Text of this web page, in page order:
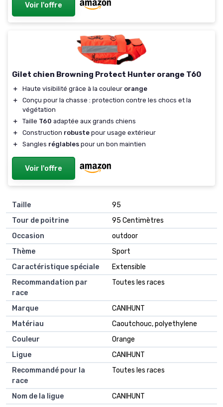
Voir l'offre
Gilet chien Browning Protect Hunter orange T60
＋ Haute visibilité grâce à la couleur orange
＋
Conçu pour la chasse : protection contre les chocs et la
végétation
＋
Taille T60 adaptée aux grands chiens
＋
Construction robuste pour usage extérieur
＋
Sangles réglables pour un bon maintien
Voir l'offre
Taille
95
Tour de poitrine
95 Centimètres
Occasion
outdoor
Thème
Sport
Caractéristique spéciale
Extensible
Recommandation par
race
Toutes les races
Marque
CANIHUNT
Matériau
Caoutchouc, polyethylene
Couleur
Orange
Ligue
CANIHUNT
Recommandé pour la
race
Toutes les races
Nom de la ligue
CANIHUNT